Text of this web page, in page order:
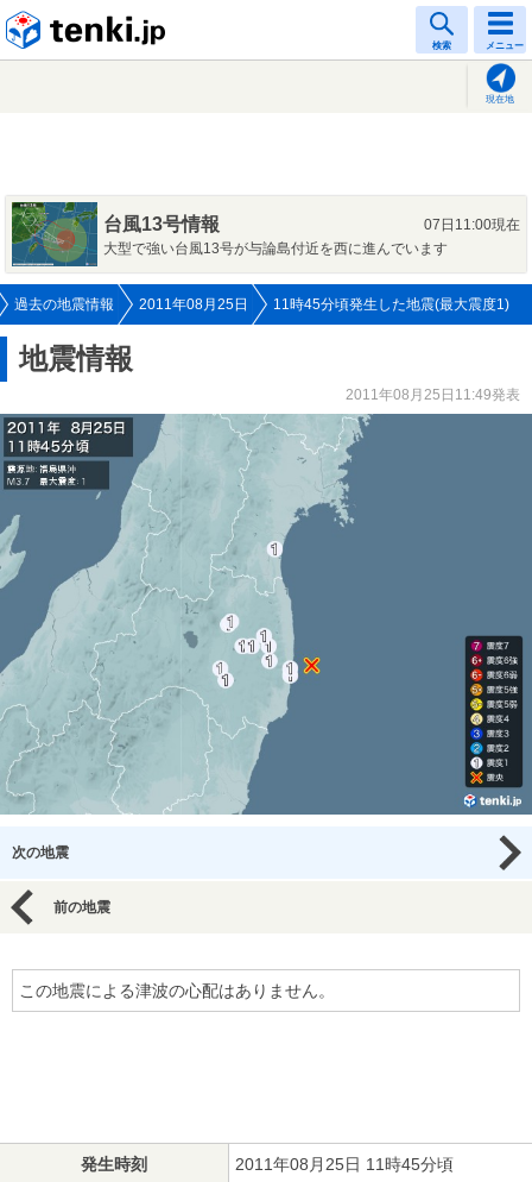
検索 メニュー
現在地
台風13号情報
07日11:00現在
大型で強い台風13号が与論島付近を西に進んでいます
過去の地震情報 2011年08月25日 11時45分頃発生した地震(最大震度1)
地震情報
2011年08月25日11:49発表
次の地震
前の地震
この地震による津波の心配はありません。
発生時刻 2011年08月25日 11時45分頃